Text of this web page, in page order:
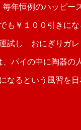
年恒例のハッピー
も￥１００引きにな
試し おにぎりガレ
、パイの中に陶器の
なるという風習を日